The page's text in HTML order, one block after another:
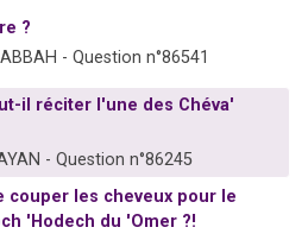
?
- Question n°86541
il réciter l'une des Chéva'
- Question n°86245
couper les cheveux pour le
'Hodech du 'Omer ?!